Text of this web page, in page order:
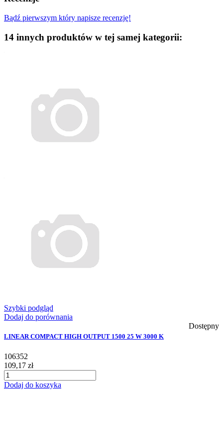
Bądź pierwszym który napisze recenzję!
14 innych produktów w tej samej kategorii:
Szybki podgląd
Dodaj do porównania
Dostępny
LINEAR COMPACT HIGH OUTPUT 1500 25 W 3000 K
106352
109,17 zł
Dodaj do koszyka